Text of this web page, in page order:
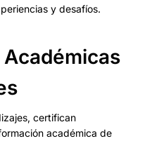
y desafíos.
certifican
académica de